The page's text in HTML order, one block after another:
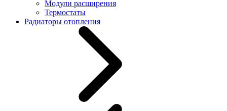
Модули расширения
Термостаты
Радиаторы отопления